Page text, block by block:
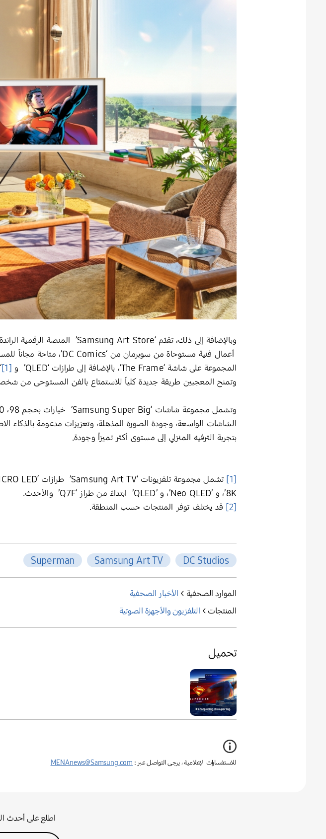
المجموعة على شاشة ‘The Frame’، بالإضافة إلى طرازات ‘QLED’ و
[1]
وتمنح المعجبين طريقة جديدة كلياً للاستمتاع بالفن المستوحى من
وتشمل مجموعة شاشات ‘Samsung Super Big’ خيارات بحجم 98، 100، و115 بوصة ضمن طرازات ‘Neo QLED’ و ‘Crystal UHD’
الشاشات الواسعة، وجودة الصورة المذهلة، وتعزيزات مدعومة بالذكاء
بتجربة الترفيه المنزلي إلى مستوى أكثر تميزاً وجودة.
[1]
8K’، و ’Neo QLED’، و ’QLED’ ابتداءً من طراز ‘Q7F’ والأحدث.
[2]
قد يختلف توفر المنتجات حسب المنطقة.
DC Studios
Samsung Art TV
Superman
الموارد الصحفية > الأخبار الصحفية
المنتجات > التلفزيون والأجهزة الصوتية
تحميل
للاستفسارات الإعلامية ، يرجى التواصل عبر : MENAnews@Samsung.com
اطلع على